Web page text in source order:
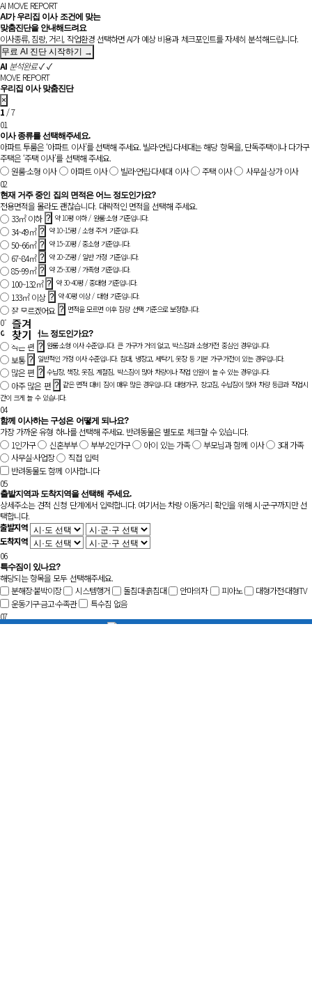
AI MOVE REPORT
AI가 우리집 이사 조건에 맞는
맞춤진단을 안내해드려요
이사종류, 짐량, 거리, 작업환경 선택하면 AI가 예상 비용과 체크포인트를 자세히 분석해드립니다.
무료 AI 진단 시작하기 →
AI 분석완료✓ ✓
MOVE REPORT
우리집 이사 맞춤진단
×
1/ 7
01
이사 종류를 선택해주세요.
아파트 투룸은 ‘아파트 이사’를 선택해 주세요. 빌라·연립·다세대는 해당 항목을, 단독주택이나 다가구
주택은 ‘주택 이사’를 선택해 주세요.
원룸·소형 이사
아파트 이사 빌라·연립·다세대 이사 주택 이사
사무실·상가 이사
02
현재 거주 중인 집의 면적은 어느 정도인가요?
전용면적을 몰라도 괜찮습니다. 대략적인 면적을 선택해 주세요.
33㎡ 이하 ? 약 10평 이하 / 원룸·소형 기준입니다.
34~49㎡ ? 약 10~15평 / 소형 주거 기준입니다.
50~66㎡ ? 약 15~20평 / 중소형 기준입니다.
67~84㎡ ? 약 20~25평 / 일반 가정 기준입니다.
85~99㎡ ? 약 25~30평 / 가족형 기준입니다.
100~132㎡ ? 약 30~40평 / 중대형 기준입니다.
133㎡ 이상 ? 약 40평 이상 / 대형 기준입니다.
잘 모르겠어요 ? 면적을 모르면 이후 짐량 선택 기준으로 보정합니다.
03
이삿짐은 어느 정도인가요?
적은 편 ? 원룸·소형 이사 수준입니다. 큰 가구가 거의 없고, 박스짐과 소형가전 중심인 경우입니다.
보통 ? 일반적인 가정 이사 수준입니다. 침대, 냉장고, 세탁기, 옷장 등 기본 가구·가전이 있는 경우입니다.
많은 편 ? 수납장, 책장, 옷짐, 계절짐, 박스짐이 많아 차량이나 작업 인원이 늘 수 있는 경우입니다.
아주 많은 편 ? 같은 면적 대비 짐이 매우 많은 경우입니다. 대형가구, 창고짐, 수납짐이 많아 차량 등급과 작업시
간이 크게 늘 수 있습니다.
04
함께 이사하는 구성은 어떻게 되나요?
가장 가까운 유형 하나를 선택해 주세요. 반려동물은 별도로 체크할 수 있습니다.
1인가구
신혼부부 부부·2인가구 아이 있는 가족 부모님과 함께 이사
3대 가족
사무실·사업장
직접 입력
반려동물도 함께 이사합니다
05
출발지역과 도착지역을 선택해 주세요.
상세주소는 견적 신청 단계에서 입력합니다. 여기서는 차량 이동거리 확인을 위해 시·군·구까지만 선
택합니다.
출발지역
도착지역
06
특수짐이 있나요?
해당되는 항목을 모두 선택해주세요.
분해장·붙박이장
시스템행거 돌침대·흙침대 안마의자 피아노
대형가전·대형TV
운동기구·금고·수족관
특수짐 없음
07
출발지와 도착지 작업환경을 알려주세요.